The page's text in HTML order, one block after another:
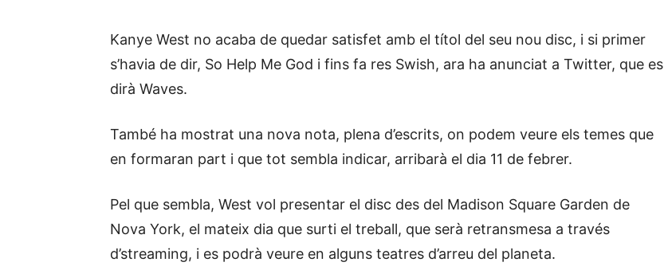
Kanye West no acaba de quedar satisfet amb el títol del seu nou disc, i si primer
s’havia de dir, So Help Me God i fins fa res Swish, ara ha anunciat a Twitter, que es
dirà Waves.
També ha mostrat una nova nota, plena d’escrits, on podem veure els temes que
en formaran part i que tot sembla indicar, arribarà el dia 11 de febrer.
Pel que sembla, West vol presentar el disc des del Madison Square Garden de
Nova York, el mateix dia que surti el treball, que serà retransmesa a través
d’streaming, i es podrà veure en alguns teatres d’arreu del planeta.